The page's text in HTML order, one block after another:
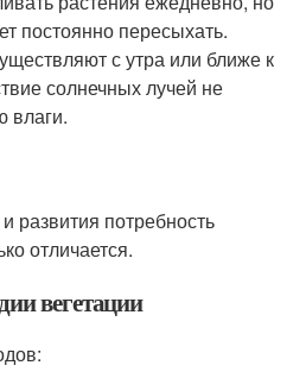
постоянно пересыхать.
с утра или ближе к
солнечных лучей не
влаги.
развития потребность
отличается.
вегетации